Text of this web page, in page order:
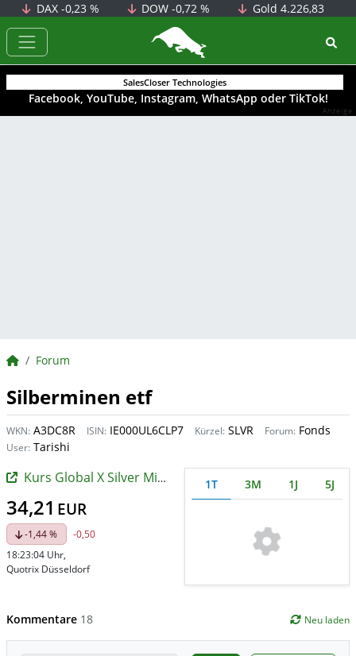
DAX -0,23 % DOW-0,72 % Gold 4.226,83
BörsenNEWS.de
SalesCloser Technologies
Facebook, YouTube, Instagram, WhatsApp oder TikTok!
Anzeige
BörsenNEWS.de
Forum
Silberminen etf
WKN: A3DC8R ISIN: IE000UL6CLP7 Kürzel: SLVR Forum: Fonds
User: Tarishi
Kurs Global X Silver Miners UCITS ETF
34,21 EUR
-1,44 %
-0,50
18:23:04 Uhr,
Quotrix Düsseldorf
1T 3M 1J 5J
Kommentare 18 Neu laden